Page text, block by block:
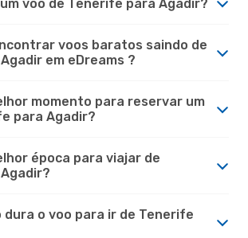
voo de Tenerife para Agadir?
voos baratos saindo de
em eDreams ?
momento para reservar um
para Agadir?
época para viajar de
dura o voo para ir de Tenerife